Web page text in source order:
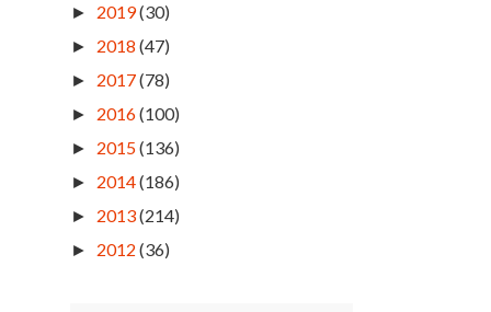
► 2019(30)
► 2018 (47)
► 2017(78)
► 2016(100)
► 2015(136)
► 2014(186)
► 2013(214)
► 2012 (36)